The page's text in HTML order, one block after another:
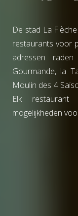
De stad La
restaurants voor
adressen
Gourmande, la
Moulin des 4
Elk
mogelijkheden